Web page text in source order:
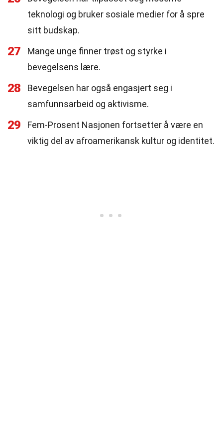
teknologi og bruker sosiale medier for å spre
sitt budskap.
27
Mange unge finner trøst og styrke i
bevegelsens lære.
28
Bevegelsen har også engasjert seg i
samfunnsarbeid og aktivisme.
29
Fem-Prosent Nasjonen fortsetter å være en
viktig del av afroamerikansk kultur og identitet.